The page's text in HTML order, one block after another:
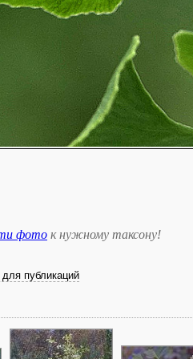
фото к нужному таксону!
публикаций